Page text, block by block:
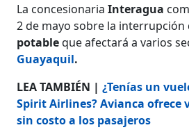
La concesionariaInteragua
2 de mayo sobre la
potableque afectará a varios
Guayaquil.
LEA TAMBIÉN |¿Tenías un
Spirit Airlines? Avianca ofrece
sin costo a los pasajeros